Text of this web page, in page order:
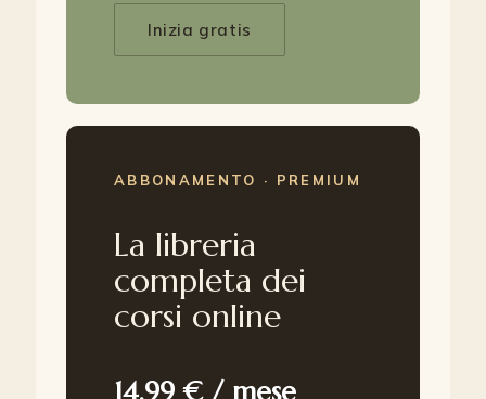
Inizia gratis
ABBONAMENTO · PREMIUM
La libreria
completa dei
corsi online
14,99 € / mese